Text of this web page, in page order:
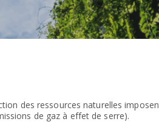
des ressources naturelles
de gaz à effet de serre).